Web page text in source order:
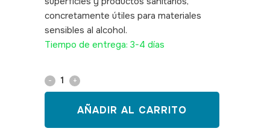
concretamente útiles para materiales
sensibles al alcohol.
Tiempo de entrega: 3-4 días
Toallitas
desinfectantes
de
AÑADIR AL CARRITO